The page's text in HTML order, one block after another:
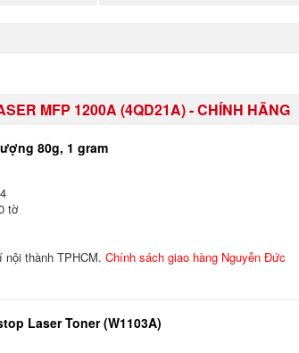
MFP 1200A (4QD21A) - CHÍNH HÃNG
80g, 1 gram
tờ
thành TPHCM. Chính sách giao hàng Nguyễn Đức
Laser Toner (W1103A)